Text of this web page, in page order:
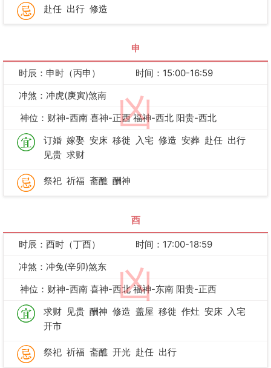
赴任 出行 修造
申
凶
时辰：申时（丙申）
时间：15:00-16:59
冲煞：冲虎(庚寅)煞南
神位：财神-西南 喜神-正西 福神-西北 阳贵-西北
订婚 嫁娶 安床 移徙 入宅 修造 安葬 赴任 出行
见贵 求财
祭祀 祈福 斋醮 酬神
酉
凶
时辰：酉时（丁酉）
时间：17:00-18:59
冲煞：冲兔(辛卯)煞东
神位：财神-西南 喜神-西北 福神-东南 阳贵-正西
求财 见贵 酬神 修造 盖屋 移徙 作灶 安床 入宅
开市
祭祀 祈福 斋醮 开光 赴任 出行